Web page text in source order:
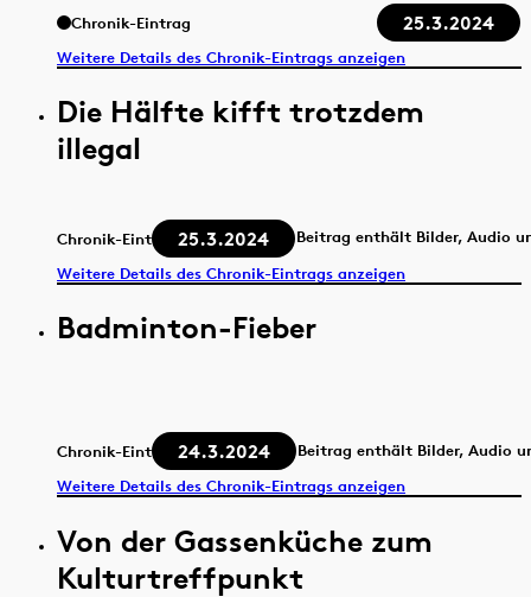
Chronik-Eintrag 25.3.2024
Weitere Details des Chronik-Eintrags anzeigen
Die Hälfte kifft trotzdem
illegal
Chronik-Eintrag 25.3.2024
Beitrag enthält Bilder, Audio
Weitere Details des Chronik-Eintrags anzeigen
Badminton-Fieber
Chronik-Eintrag 24.3.2024
Beitrag enthält Bilder, Audio
Weitere Details des Chronik-Eintrags anzeigen
Von der Gassenküche zum
Kulturtreffpunkt